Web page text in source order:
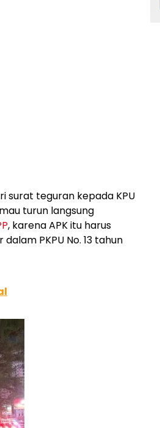
surat teguran kepada KPU
turun langsung
, karena APK itu harus
PKPU No. 13 tahun